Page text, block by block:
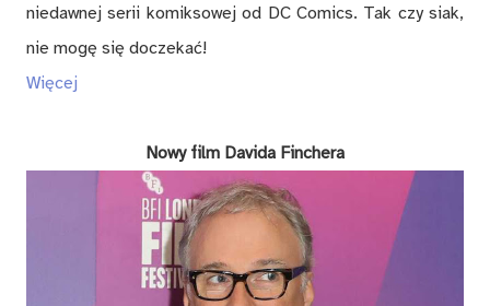
niedawnej serii komiksowej od DC Comics. Tak czy siak,
nie mogę się doczekać!
Więcej
Nowy film Davida Finchera